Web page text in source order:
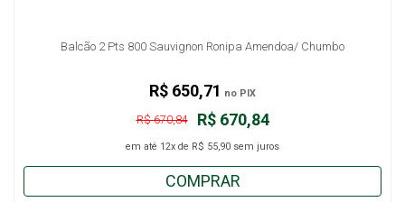
Balcão 2 Pts 800 Sauvignon Ronipa Amendoa/ Chumbo
R$ 670,84
R$ 670,84
em até 12x de R$ 55,90 sem juros
R$ 650,71 no PIX
COMPRAR